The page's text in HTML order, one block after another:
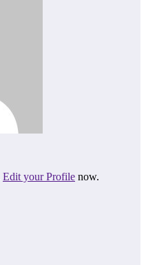
Edit your Profile now.